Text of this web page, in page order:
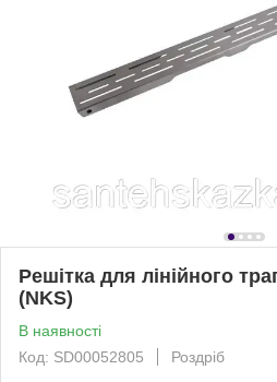
Решітка для лінійного
(NKS)
В наявності
Код: SD00052805
Роздріб